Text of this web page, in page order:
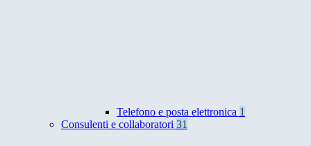
Telefono e posta elettronica 1
Consulenti e collaboratori 31